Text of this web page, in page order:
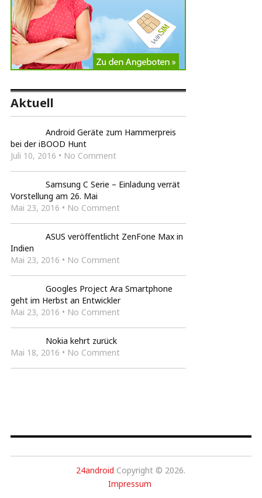
Aktuell
Android Geräte zum Hammerpreis
bei der iBOOD Hunt
Juli 10, 2016 • No Comment
Samsung C Serie – Einladung verrät
Vorstellung am 26. Mai
Mai 23, 2016 • No Comment
ASUS veröffentlicht ZenFone Max in
Indien
Mai 23, 2016 • No Comment
Googles Project Ara Smartphone
geht im Herbst an Entwickler
Mai 23, 2016 • No Comment
Nokia kehrt zurück
Mai 18, 2016 • No Comment
24android Copyright © 2026.
Impressum